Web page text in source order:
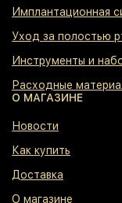
⁠Имплантационная
⁠Уход за полостью
⁠Инструменты и
⁠Расходные
О МАГАЗИНЕ
⁠Новости
⁠Как купить
⁠Доставка
⁠О магазине